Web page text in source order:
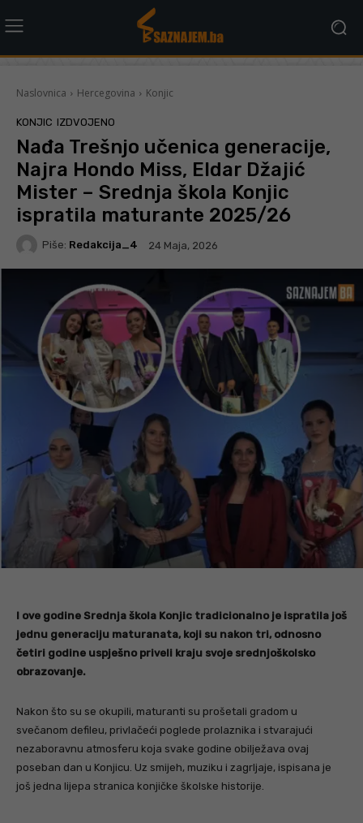
Naslovnica Hercegovina Konjic
KONJIC IZDVOJENO
Nađa Trešnjo učenica generacije,
Najra Hondo Miss, Eldar Džajić
Mister – Srednja škola Konjic
ispratila maturante 2025/26
Piše: Redakcija_4 24 Maja, 2026
I ove godine Srednja škola Konjic tradicionalno je ispratila još
jednu generaciju maturanata, koji su nakon tri, odnosno
četiri godine uspješno priveli kraju svoje srednjoškolsko
obrazovanje.
Nakon što su se okupili, maturanti su prošetali gradom u
svečanom defileu, privlačeći poglede prolaznika i stvarajući
nezaboravnu atmosferu koja svake godine obilježava ovaj
poseban dan u Konjicu. Uz smijeh, muziku i zagrljaje, ispisana je
još jedna lijepa stranica konjičke školske historije.